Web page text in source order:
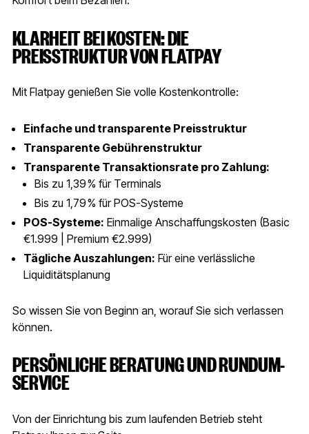
KLARHEIT BEI KOSTEN: DIE
PREISSTRUKTUR VON FLATPAY
Mit Flatpay genießen Sie volle Kostenkontrolle:
Einfache und transparente Preisstruktur
Transparente Gebührenstruktur
Transparente Transaktionsrate pro Zahlung:
Bis zu 1,39 % für Terminals
Bis zu 1,79 % für POS-Systeme
POS-Systeme: Einmalige Anschaffungskosten (Basic
€1.999 | Premium €2.999)
Tägliche Auszahlungen: Für eine verlässliche
Liquiditätsplanung
So wissen Sie von Beginn an, worauf Sie sich verlassen
können.
PERSÖNLICHE BERATUNG UND RUNDUM-
SERVICE
Von der Einrichtung bis zum laufenden Betrieb steht